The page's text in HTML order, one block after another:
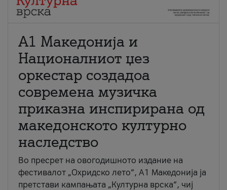
А1 Македонија и
Националниот џез
оркестар создадоа
современа музичка
приказна инспирирана од
македонското културно
наследство
Во пресрет на овогодишното издание на
фестивалот „Охридско лето“, А1 Македонија ја
претстави кампањата „Културна врска“, чиј